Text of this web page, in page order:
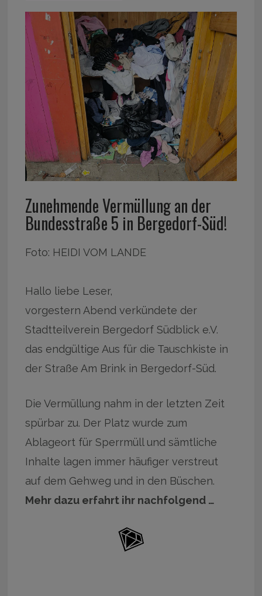
Zunehmende Vermüllung an der
Bundesstraße 5 in Bergedorf-Süd!
Foto: HEIDI VOM LANDE
Hallo liebe Leser,
vorgestern Abend verkündete der
Stadtteilverein Bergedorf Südblick e.V.
das endgültige Aus für die Tauschkiste in
der Straße Am Brink in Bergedorf-Süd.
Die Vermüllung nahm in der letzten Zeit
spürbar zu. Der Platz wurde zum
Ablageort für Sperrmüll und sämtliche
Inhalte lagen immer häufiger verstreut
auf dem Gehweg und in den Büschen.
Mehr dazu erfahrt ihr nachfolgend …